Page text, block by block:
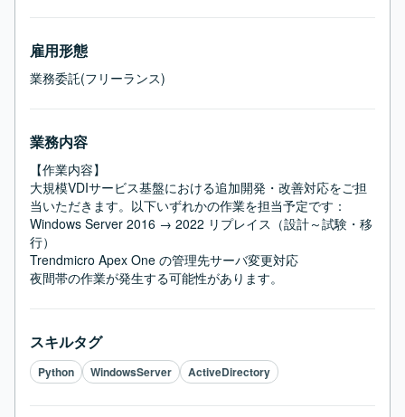
雇用形態
業務委託(フリーランス)
業務内容
【作業内容】
大規模VDIサービス基盤における追加開発・改善対応をご担
当いただきます。以下いずれかの作業を担当予定です：
Windows Server 2016 → 2022 リプレイス（設計～試験・移
行）
Trendmicro Apex One の管理先サーバ変更対応
夜間帯の作業が発生する可能性があります。
スキルタグ
Python WindowsServer ActiveDirectory